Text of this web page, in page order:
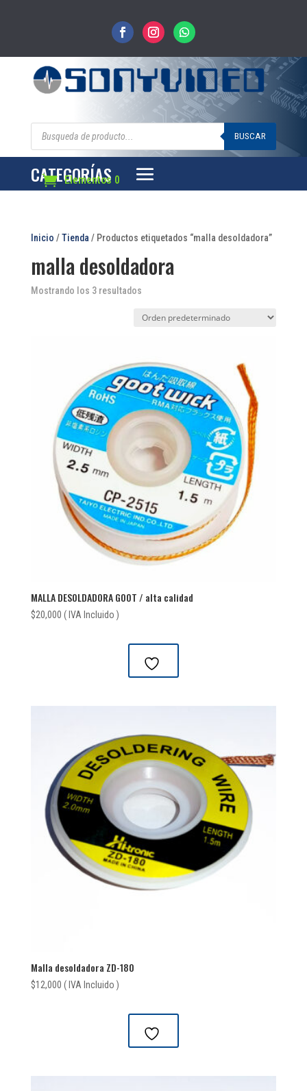
Búsqueda
BUSCAR
Elementos 0
CATEGORÍAS
Inicio /Tienda / Productos etiquetados “malla desoldadora”
malla desoldadora
Mostrando los 3 resultados
MALLA DESOLDADORA GOOT / alta calidad
$20,000 ( IVA Incluido )
Malla desoldadora ZD-180
$12,000 ( IVA Incluido )